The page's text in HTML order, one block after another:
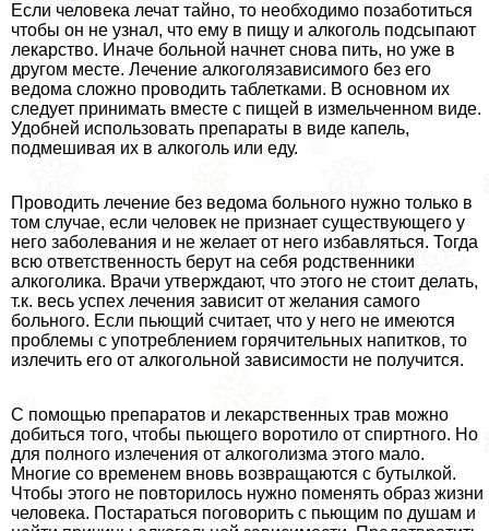
Если человека лечат тайно, то необходимо позаботиться
чтобы он не узнал, что ему в пищу и алкоголь подсыпают
лекарство. Иначе больной начнет снова пить, но уже в
другом месте. Лечение алкоголязависимого без его
ведома сложно проводить таблетками. В основном их
следует принимать вместе с пищей в измельченном виде.
Удобней использовать препараты в виде капель,
подмешивая их в алкоголь или еду.
Проводить лечение без ведома больного нужно только в
том случае, если человек не признает существующего у
него заболевания и не желает от него избавляться. Тогда
всю ответственность берут на себя родственники
алкоголика. Врачи утверждают, что этого не стоит делать,
т.к. весь успех лечения зависит от желания самого
больного. Если пьющий считает, что у него не имеются
проблемы с употрeблением горячительных напитков, то
излечить его от алкогольной зависимости не получится.
С помощью препаратов и лекарственных трав можно
добиться того, чтобы пьющего воротило от спиртного. Но
для полного излечения от алкоголизма этого мало.
Многие со временем вновь возвращаются с бутылкой.
Чтобы этого не повторилось нужно поменять образ жизни
человека. Постараться поговорить с пьющим по душам и